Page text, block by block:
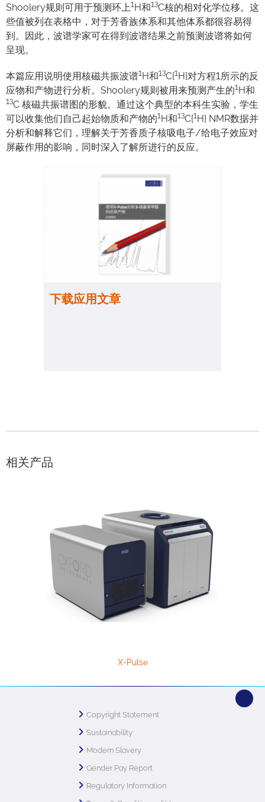
Shoolery规则可用于预测环上1H和13C核的相对化学位移。这
些值被列在表格中，对于芳香族体系和其他体系都很容易得
到。因此，波谱学家可在得到波谱结果之前预测波谱将如何
呈现。
本篇应用说明使用核磁共振波谱1H和13C{1H}对方程1所示的反
应物和产物进行分析。Shoolery规则被用来预测产生的1H和
13C 核磁共振谱图的形貌。通过这个典型的本科生实验，学生
可以收集他们自己起始物质和产物的1H和13C{1H} NMR数据并
分析和解释它们，理解关于芳香质子核吸电子/给电子效应对
屏蔽作用的影响，同时深入了解所进行的反应。
下载应用文章
相关产品
X-Pulse
Copyright Statement
Sustainability
Modern Slavery
Gender Pay Report
Regulatory Information